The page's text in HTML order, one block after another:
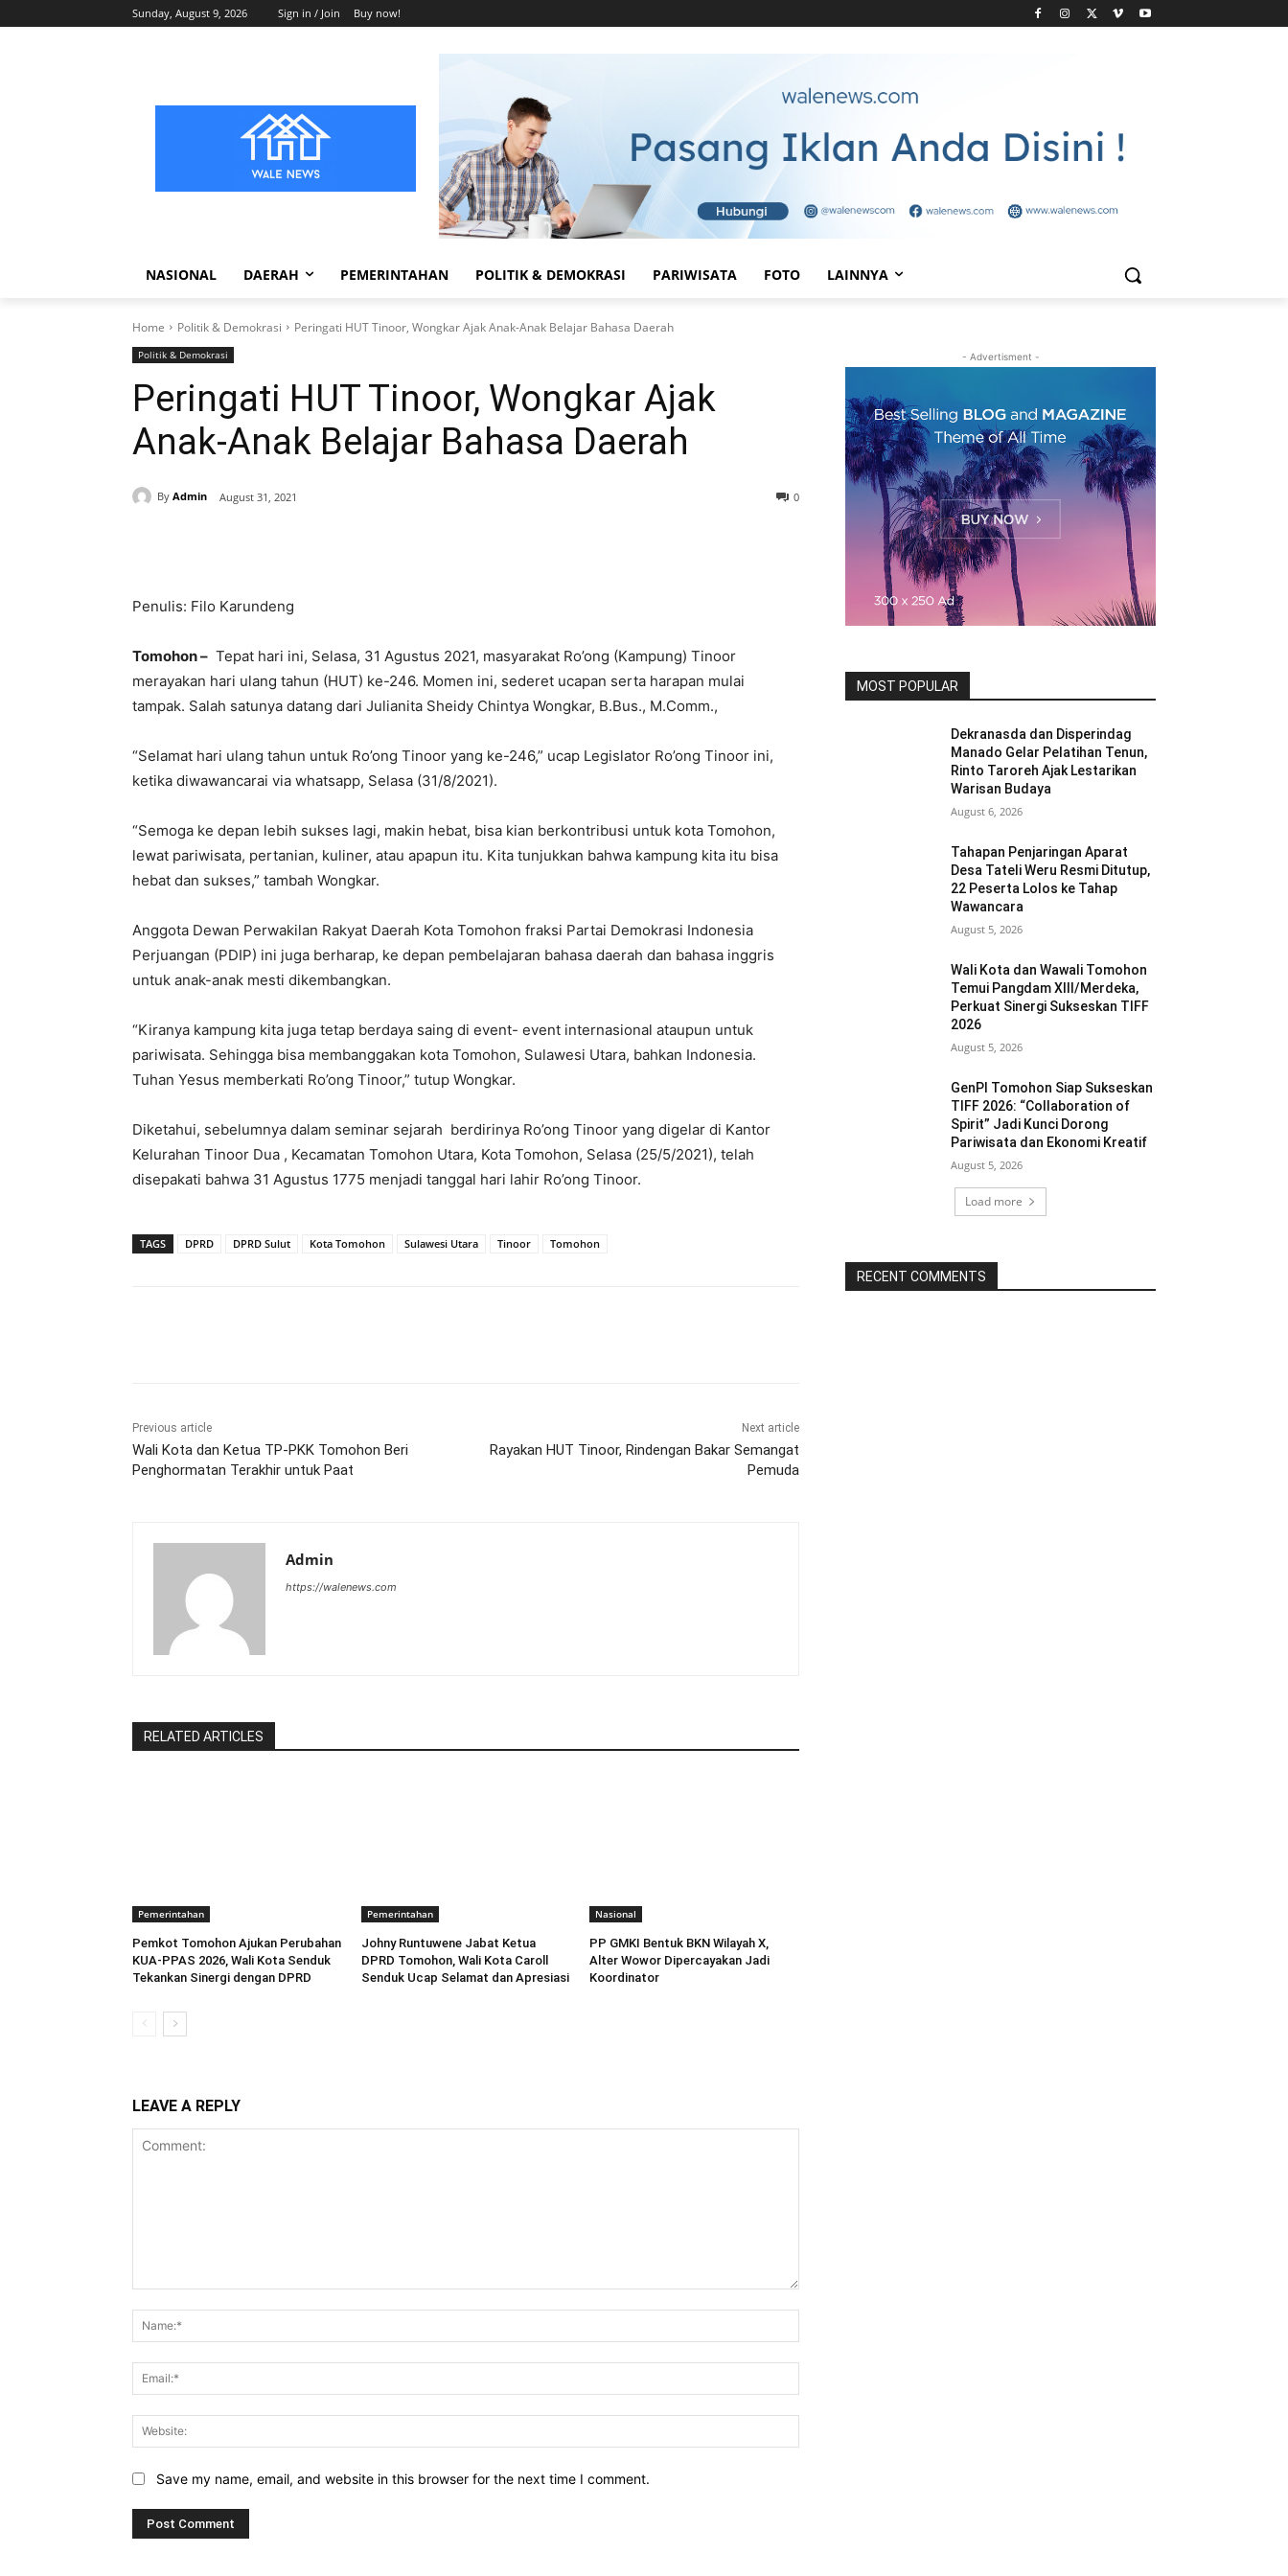
Sunday, August 9, 2026 Sign in / Join Buy now!
NASIONAL DAERAH PEMERINTAHAN POLITIK & DEMOKRASI PARIWISATA FOTO LAINNYA
Home Politik & Demokrasi Peringati HUT Tinoor, Wongkar Ajak Anak-Anak Belajar Bahasa Daerah
Politik & Demokrasi
Peringati HUT Tinoor, Wongkar Ajak
Anak-Anak Belajar Bahasa Daerah
By Admin August 31, 2021 0
Penulis: Filo Karundeng
Tomohon – Tepat hari ini, Selasa, 31 Agustus 2021, masyarakat Ro’ong (Kampung) Tinoor
merayakan hari ulang tahun (HUT) ke-246. Momen ini, sederet ucapan serta harapan mulai
tampak. Salah satunya datang dari Julianita Sheidy Chintya Wongkar, B.Bus., M.Comm.,
“Selamat hari ulang tahun untuk Ro’ong Tinoor yang ke-246,” ucap Legislator Ro’ong Tinoor ini,
ketika diwawancarai via whatsapp, Selasa (31/8/2021).
“Semoga ke depan lebih sukses lagi, makin hebat, bisa kian berkontribusi untuk kota Tomohon,
lewat pariwisata, pertanian, kuliner, atau apapun itu. Kita tunjukkan bahwa kampung kita itu bisa
hebat dan sukses,” tambah Wongkar.
Anggota Dewan Perwakilan Rakyat Daerah Kota Tomohon fraksi Partai Demokrasi Indonesia
Perjuangan (PDIP) ini juga berharap, ke depan pembelajaran bahasa daerah dan bahasa inggris
untuk anak-anak mesti dikembangkan.
“Kiranya kampung kita juga tetap berdaya saing di event- event internasional ataupun untuk
pariwisata. Sehingga bisa membanggakan kota Tomohon, Sulawesi Utara, bahkan Indonesia.
Tuhan Yesus memberkati Ro’ong Tinoor,” tutup Wongkar.
Diketahui, sebelumnya dalam seminar sejarah berdirinya Ro’ong Tinoor yang digelar di Kantor
Kelurahan Tinoor Dua , Kecamatan Tomohon Utara, Kota Tomohon, Selasa (25/5/2021), telah
disepakati bahwa 31 Agustus 1775 menjadi tanggal hari lahir Ro’ong Tinoor.
TAGS DPRD DPRD Sulut Kota Tomohon Sulawesi Utara Tinoor Tomohon
Previous article
Wali Kota dan Ketua TP-PKK Tomohon Beri
Penghormatan Terakhir untuk Paat
Next article
Rayakan HUT Tinoor, Rindengan Bakar Semangat
Pemuda
Admin
https://walenews.com
RELATED ARTICLES
Pemerintahan
Pemkot Tomohon Ajukan Perubahan
KUA-PPAS 2026, Wali Kota Senduk
Tekankan Sinergi dengan DPRD
Pemerintahan
Johny Runtuwene Jabat Ketua
DPRD Tomohon, Wali Kota Caroll
Senduk Ucap Selamat dan Apresiasi
Nasional
​PP GMKI Bentuk BKN Wilayah X,
Alter Wowor Dipercayakan Jadi
Koordinator
LEAVE A REPLY
Save my name, email, and website in this browser for the next time I comment.
- Advertisment -
MOST POPULAR
Dekranasda dan Disperindag
Manado Gelar Pelatihan Tenun,
Rinto Taroreh Ajak Lestarikan
Warisan Budaya
August 6, 2026
Tahapan Penjaringan Aparat
Desa Tateli Weru Resmi Ditutup,
22 Peserta Lolos ke Tahap
Wawancara
August 5, 2026
Wali Kota dan Wawali Tomohon
Temui Pangdam XIII/Merdeka,
Perkuat Sinergi Sukseskan TIFF
2026
August 5, 2026
GenPI Tomohon Siap Sukseskan
TIFF 2026: “Collaboration of
Spirit” Jadi Kunci Dorong
Pariwisata dan Ekonomi Kreatif
August 5, 2026
Load more
RECENT COMMENTS